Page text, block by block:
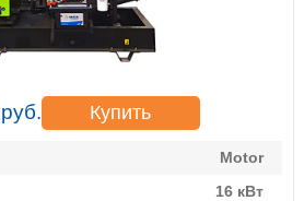
руб. Купить
Motor
16 кВт